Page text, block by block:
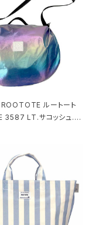
ルートート
3587 LT.サコッシュ.ル
ダーバッグ グロスネイ